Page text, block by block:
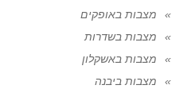
מצבות באופקים
מצבות בשדרות
מצבות באשקלון
מצבות ביבנה